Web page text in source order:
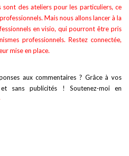
sont des ateliers pour les particuliers, ce
Mais nous allons lancer à la
en visio, qui pourront être pris
professionnels. Restez connectée,
mise en place.
aux commentaires ? Grâce à vos
sans publicités ! Soutenez-moi en